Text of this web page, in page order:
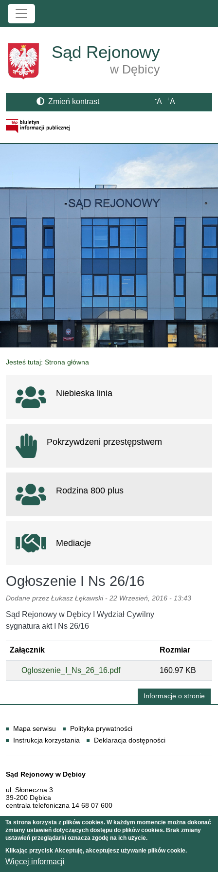
Przejdź do treści
Sąd Rejonowy
w Dębicy
Zmień kontrast -A +A
Strona BIP otwiera się w nowym oknie
Jesteś tutaj: Strona główna
Ogłoszenie I Ns 26/16
Dodane przez Łukasz Łękawski- 22 Wrzesień, 2016 - 13:43
Sąd Rejonowy w Dębicy I Wydział Cywilny
sygnatura akt I Ns 26/16
Załącznik Rozmiar
Ogloszenie_I_Ns_26_16.pdf 160.97 KB
Ważne linki
Niebieska linia
Pokrzywdzeni przestępstwem
Rodzina 800 plus
Mediacje
Informacje o stronie
Mapa serwisu
Polityka prywatności
Instrukcja korzystania
Deklaracja dostępności
Dane teleadresowe
Sąd Rejonowy w Dębicy
ul. Słoneczna 3
39-200 Dębica
centrala telefoniczna 14 68 07 600
Serwis pełni funkcję strony Biuletynu Informacji Publicznej
Ta strona korzysta z plików cookies. W każdym momencie można dokonać
zmiany ustawień dotyczących dostępu do plików cookies. Brak zmiany
ustawień przeglądarki oznacza zgodę na ich użycie.
Klikając przycisk Akceptuję, akceptujesz używanie plików cookie.
Więcej informacji